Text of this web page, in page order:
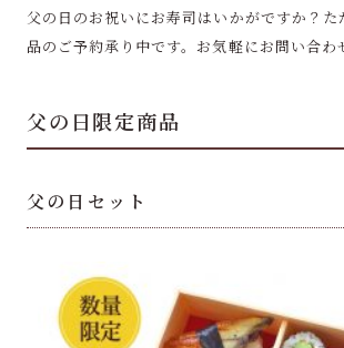
父の日のお祝いにお寿司はいかがですか？た
品のご予約承り中です。お気軽にお問い合わ
父の日限定商品
父の日セット